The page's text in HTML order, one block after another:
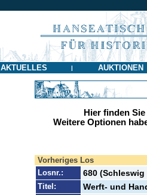
AKTUELLES | AUKTIONEN
Hier finden
Weitere Optionen
Vorheriges Los
Losnr.:
680
Titel: Werft- und